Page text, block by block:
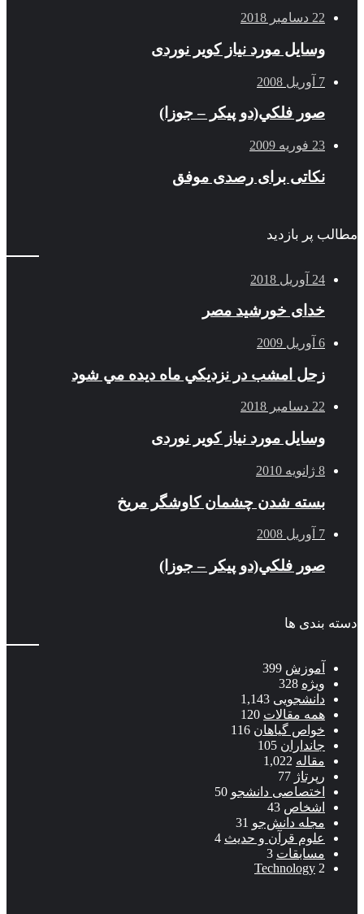
22 دسامبر 2018
وسایل مورد نیاز کویر نوردی
7 آوریل 2008
صور فلكي(دو پیکر – جوزا)
23 فوریه 2009
نکاتی برای رصدی موفق
مطالب پر بازدید
24 آوریل 2018
خدای خورشید مصر
6 آوریل 2009
زحل امشب در نزديكي ماه ديده مي شود
22 دسامبر 2018
وسایل مورد نیاز کویر نوردی
8 ژانویه 2010
بسته شدن چشمان کاوشگر مريخ
7 آوریل 2008
صور فلكي(دو پیکر – جوزا)
دسته بندی ها
آموزش 399
ویژه 328
دانشجویی 1,143
همه مقالات 120
خواص گیاهان 116
جانداران 105
مقاله 1,022
رپرتاژ 77
اختصاصی دانشجو 50
اشخاص 43
مجله دانش‌جو 31
علوم قرآن و حدیث 4
مسابقات 3
Technology 2